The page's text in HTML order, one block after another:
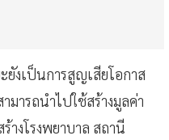
งเป็นการสูญเสียโอกาส
ารถนำไปใช้สร้างมูลค่า
างโรงพยาบาล สถานี